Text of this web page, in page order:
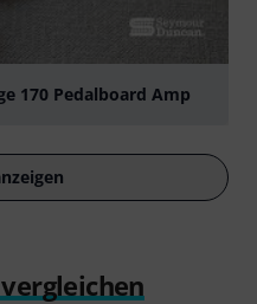
170 Pedalboard Amp